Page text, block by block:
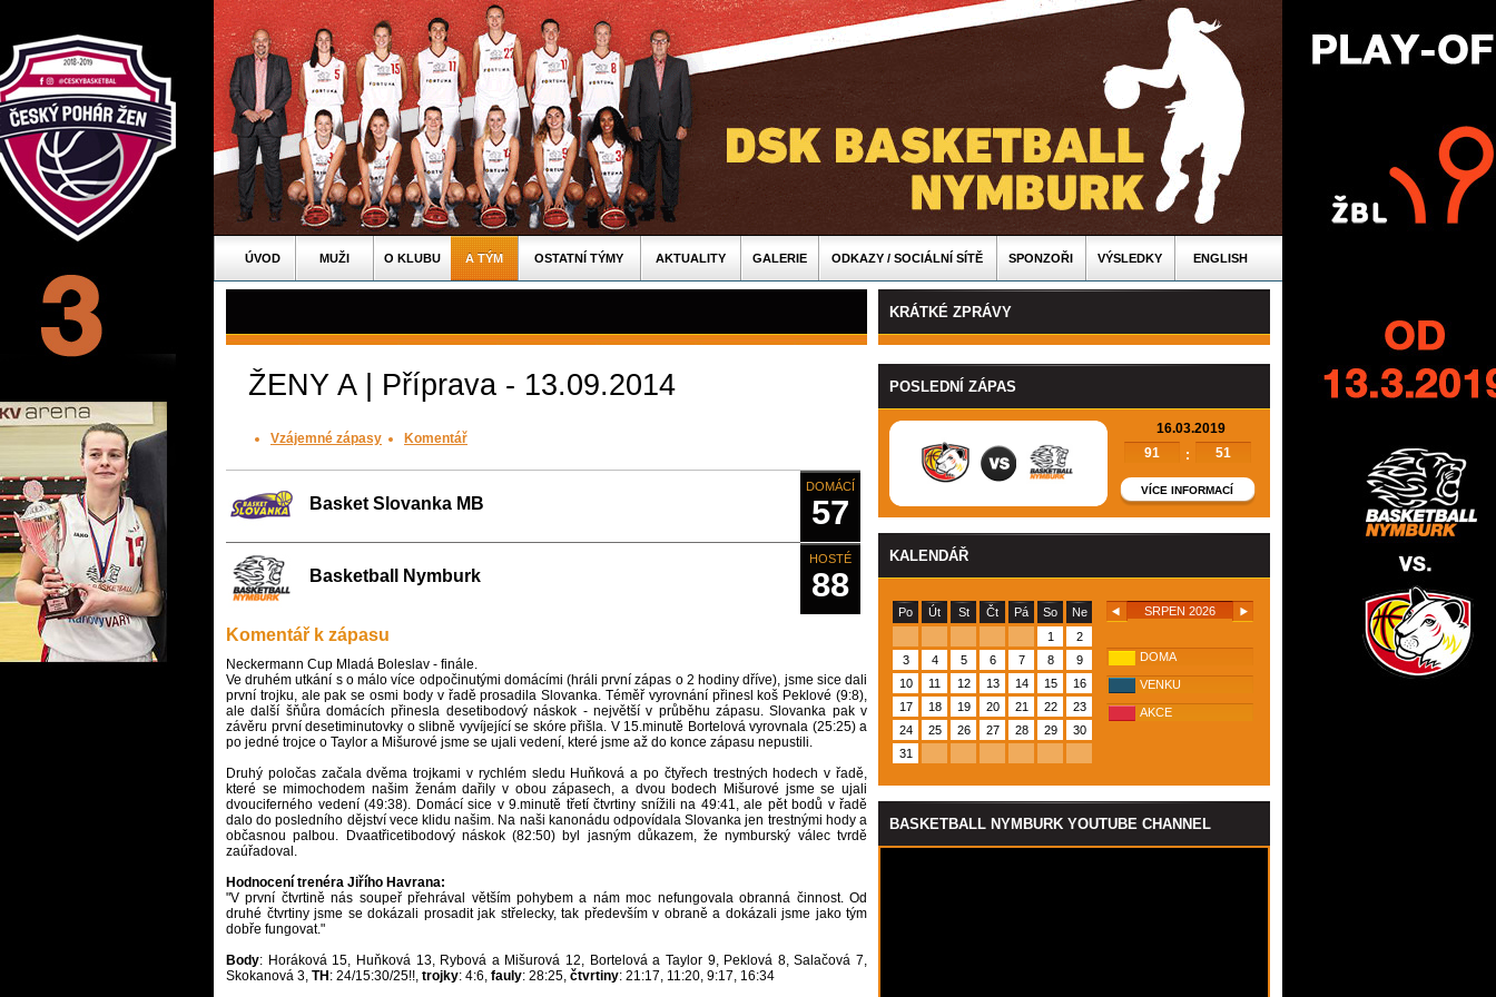
ÚVOD MUŽI O KLUBU A TÝM OSTATNÍ TÝMY AKTUALITY GALERIE ODKAZY / SOCIÁLNÍ SÍTĚ SPONZOŘI VÝSLEDKY ENGLISH
ŽENY A | Příprava - 13.09.2014
Vzájemné zápasy Komentář
Basket Slovanka MB
DOMÁCÍ
57
Basketball Nymburk
HOSTÉ
88
Komentář k zápasu
Neckermann Cup Mladá Boleslav - finále.
Ve druhém utkání s o málo více odpočinutými domácími (hráli první zápas o 2 hodiny dříve), jsme sice dali
první trojku, ale pak se osmi body v řadě prosadila Slovanka. Téměř vyrovnání přinesl koš Peklové (9:8),
ale další šňůra domácích přinesla desetibodový náskok - největší v průběhu zápasu. Slovanka pak v
závěru první desetiminutovky o slibně vyvíjející se skóre přišla. V 15.minutě Bortelová vyrovnala (25:25) a
po jedné trojce o Taylor a Mišurové jsme se ujali vedení, které jsme až do konce zápasu nepustili.
Druhý poločas začala dvěma trojkami v rychlém sledu Huňková a po čtyřech trestných hodech v řadě,
které se mimochodem našim ženám dařily v obou zápasech, a dvou bodech Mišurové jsme se ujali
dvouciferného vedení (49:38). Domácí sice v 9.minutě třetí čtvrtiny snížili na 49:41, ale pět bodů v řadě
dalo do posledního dějství vece klidu našim. Na naši kanonádu odpovídala Slovanka jen trestnými hody a
občasnou palbou. Dvaatřicetibodový náskok (82:50) byl jasným důkazem, že nymburský válec tvrdě
zaúřadoval.
Hodnocení trenéra Jiřího Havrana:
"V první čtvrtině nás soupeř přehrával větším pohybem a nám moc nefungovala obranná činnost. Od
druhé čtvrtiny jsme se dokázali prosadit jak střelecky, tak především v obraně a dokázali jsme jako tým
dobře fungovat."
Body: Horáková 15, Huňková 13, Rybová a Mišurová 12, Bortelová a Taylor 9, Peklová 8, Salačová 7,
Skokanová 3, TH : 24/15:30/25!!, trojky: 4:6, fauly: 28:25, čtvrtiny: 21:17, 11:20, 9:17, 16:34
KRÁTKÉ ZPRÁVY
POSLEDNÍ ZÁPAS
16.03.2019
91
: 51
VÍCE INFORMACÍ
KALENDÁŘ
SRPEN 2026
DOMA
VENKU
AKCE
Po Út St Čt Pá So
Ne
1
2
3
4 5 6 7 8
9
10
11 12 13 14 15
16
17
18 19 20 21 22
23
24
25 26 27 28 29
30
31
BASKETBALL NYMBURK YOUTUBE CHANNEL